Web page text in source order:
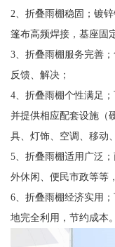
2、折叠雨棚稳固；镀
篷布高频焊接，基座固
3、折叠雨棚服务完善
反馈、解决；
4、折叠雨棚个性满足
并提供相应配套设施（
具、灯饰、空调、移动
5、折叠雨棚适用广泛
外休闲、便民市政等等
6、折叠雨棚经济实用
地完全利用，节约成本。